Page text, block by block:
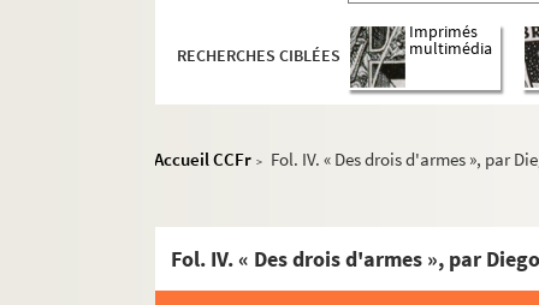
RECHERCHES CIBLÉES
Imprimés
multimédia
Accueil CCFr > Fol. IV. « Des drois d'armes », par